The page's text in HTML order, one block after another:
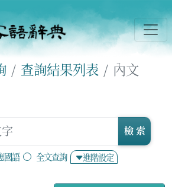
查詢結果列表 內文
國語 全文查詢 進階設定
檢 索